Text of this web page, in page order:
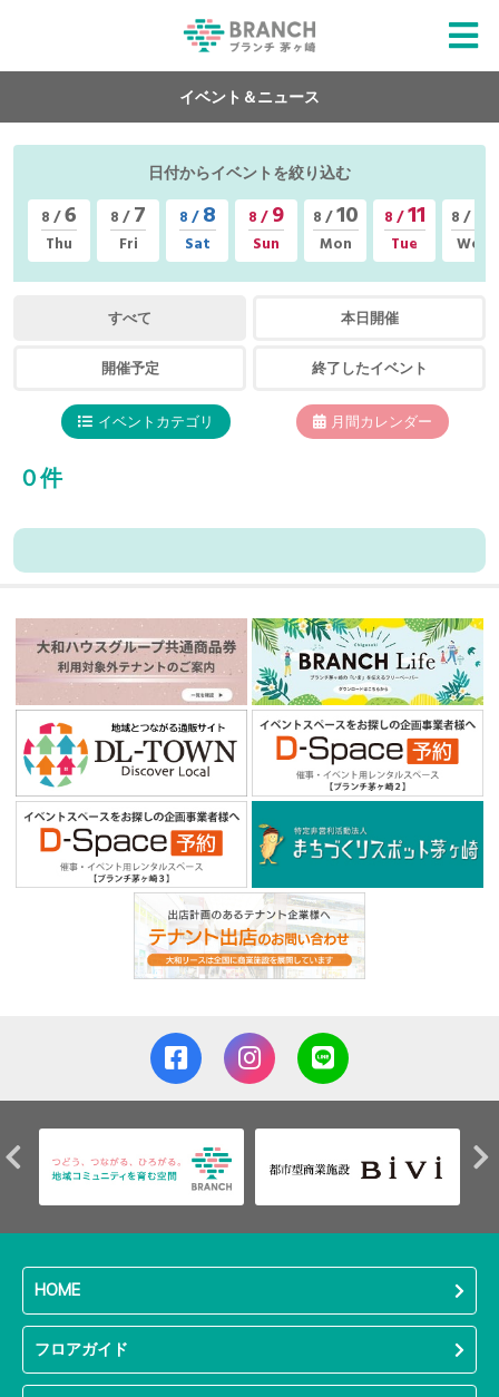
イベント＆ニュース
日付からイベントを絞り込む
8 /6
Thu
8 /7
Fri
8 /8
Sat
8 /9
Sun
8 /10
Mon
8 /11
Tue
8 /
Wed
すべて 本日開催
開催予定 終了したイベント
月間カレンダー
イベントカテゴリ
０件
HOME
フロアガイド